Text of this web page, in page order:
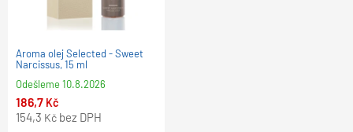
Aroma olej Selected - Sweet
Narcissus, 15 ml
Odešleme10.8.2026
186,7 Kč
154,3 Kč bez DPH